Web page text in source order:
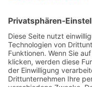
Ergonomie
Deutsches ESD-
FIFO-Regale
FIFO-GRUNDREGAL